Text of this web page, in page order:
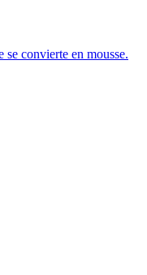
convierte en mousse.